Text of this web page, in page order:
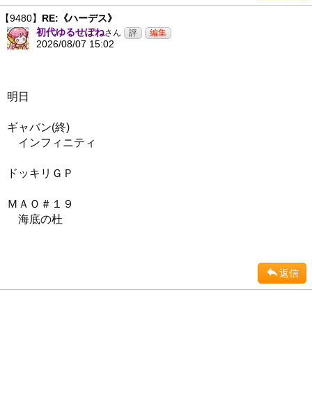
【9480】 RE:《ハーデス》
初代ゆるせぽねさん
2026/08/07 15:02
明日
ギャバン(終)
インフィニティ
ドッキリＧＰ
ＭＡＯ＃１９
海底の杜
返信